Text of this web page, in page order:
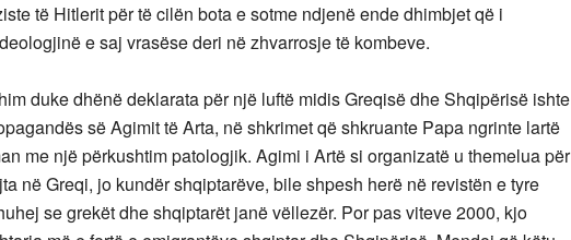
të Hitlerit për të cilën bota e sotme ndjenë ende dhimbjet që i
e saj vrasëse deri në zhvarrosje të kombeve.
duke dhënë deklarata për një luftë midis Greqisë dhe Shqipërisë ishte
së Agimit të Arta, në shkrimet që shkruante Papa ngrinte lartë
me një përkushtim patologjik. Agimi i Artë si organizatë u themelua për
në Greqi, jo kundër shqiptarëve, bile shpesh herë në revistën e tyre
se grekët dhe shqiptarët janë vëllezër. Por pas viteve 2000, kjo